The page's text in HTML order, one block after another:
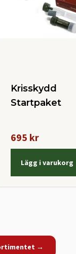
Krisskydd
Startpaket
695 kr
Lägg i varukorg
→